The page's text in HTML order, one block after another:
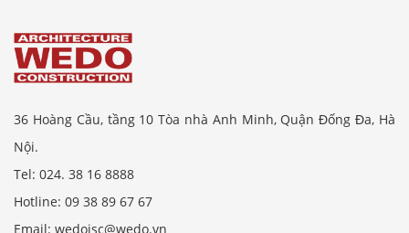
36 Hoàng Cầu, tầng 10 Tòa nhà Anh Minh, Quận Đống Đa, Hà
Nội.
Tel: 024. 38 16 8888
Hotline: 09 38 89 67 67
Email: wedojsc@wedo.vn